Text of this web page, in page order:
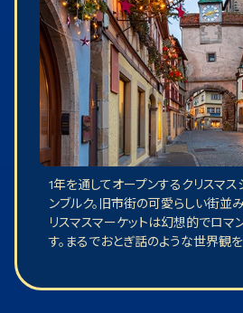
1年を通してオープンするクリスマ
ンブルク。旧市街の可愛らしい街並
リスマスマーケットは幻想的でロマ
す。まるでおとぎ話のような世界観